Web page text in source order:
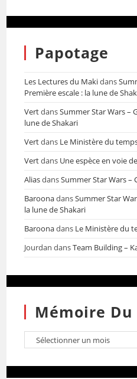
Papotage
Les Lectures du Makidans
Première escale : la lune de
VertdansSummer Star Wars –
lune de Shakari
Vertdans Le Ministère du
Vertdans Une espèce en voie
AliasdansSummer Star Wars –
BaroonadansSummer Star
la lune de Shakari
Baroonadans Le Ministère du
Jourdan dansTeam Building –
Mémoire Du